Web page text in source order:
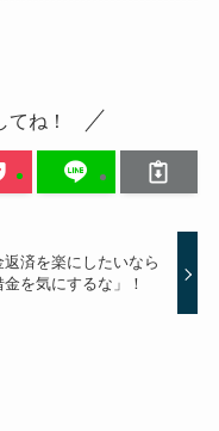
ね！
返済を楽にしたいなら
金を気にするな」！